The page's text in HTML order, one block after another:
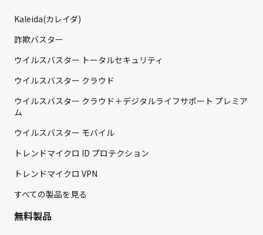
Kaleida(カレイダ)
詐欺バスター
ウイルスバスター トータルセキュリティ
ウイルスバスター クラウド
ウイルスバスター クラウド＋デジタルライフサポート プレミア
ム
ウイルスバスター モバイル
トレンドマイクロ ID プロテクション
トレンドマイクロ VPN
すべての製品を見る
無料製品